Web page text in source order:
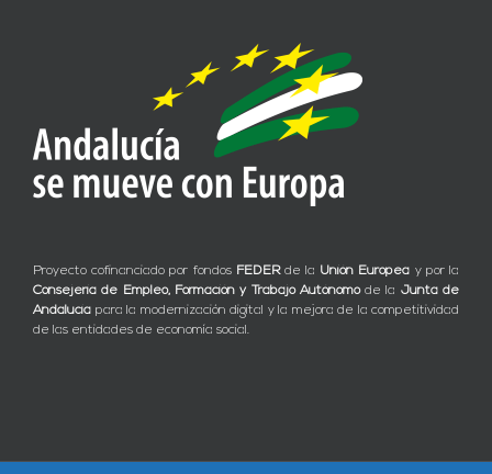
Proyecto cofinanciado por fondos FEDERde la Unión Europea y por la
Consejería de Empleo, Formación y Trabajo Autónomode la Junta de
Andalucía para la modernización digital y la mejora de la competitividad
de las entidades de economía social.